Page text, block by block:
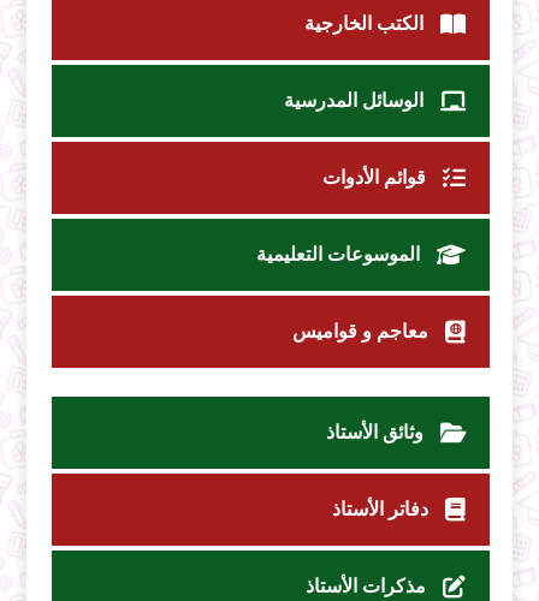
الكتب الخارجية
الوسائل المدرسية
قوائم الأدوات
الموسوعات التعليمية
معاجم و قواميس
وثائق الأستاذ
دفاتر الأستاذ
مذكرات الأستاذ